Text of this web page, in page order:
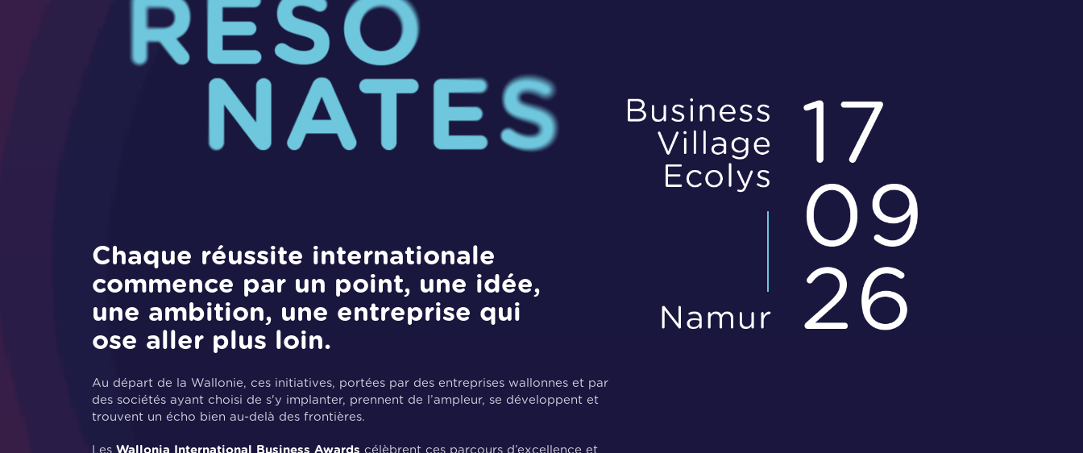
Chaque réussite internationale
commence par un point, une idée,
une ambition, une entreprise qui
ose aller plus loin.
Au départ de la Wallonie, ces initiatives, portées par des entreprises wallonnes et par
des sociétés ayant choisi de s'y implanter, prennent de l’ampleur, se développent et
trouvent un écho bien au-delà des frontières.
Les Wallonia International Business Awards célèbrent ces parcours d’excellence et